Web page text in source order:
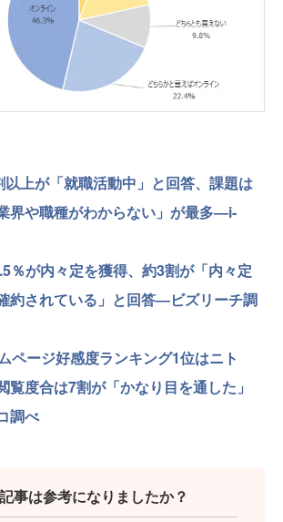
上が「就職活動中」と回答、課題は
界や職種がわからない」が最多―i-
％が内々定を獲得、約3割が「内々定
約されている」と回答―ビズリーチ調
ページ好感度ランキング1位はニト
覧度合は7割が「かなり目を通した」
調べ
事は参考になりましたか？